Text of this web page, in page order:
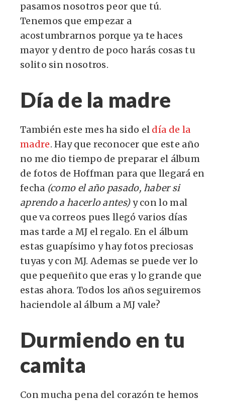
pasamos nosotros peor que tú.
Tenemos que empezar a
acostumbrarnos porque ya te haces
mayor y dentro de poco harás cosas tu
solito sin nosotros.
Día de la madre
También este mes ha sido el día de la
madre. Hay que reconocer que este año
no me dio tiempo de preparar el álbum
de fotos de Hoffman para que llegará en
fecha (como el año pasado, haber si
aprendo a hacerlo antes)y con lo mal
que va correos pues llegó varios días
mas tarde a MJ el regalo. En el álbum
estas guapísimo y hay fotos preciosas
tuyas y con MJ. Ademas se puede ver lo
que pequeñito que eras y lo grande que
estas ahora. Todos los años seguiremos
haciendole al álbum a MJ vale?
Durmiendo en tu
camita
Con mucha pena del corazón te hemos